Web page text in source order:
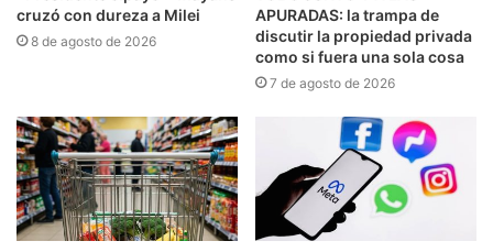
cruzó con dureza a Milei
8 de agosto de 2026
APURADAS: la trampa de
discutir la propiedad privada
como si fuera una sola cosa
7 de agosto de 2026